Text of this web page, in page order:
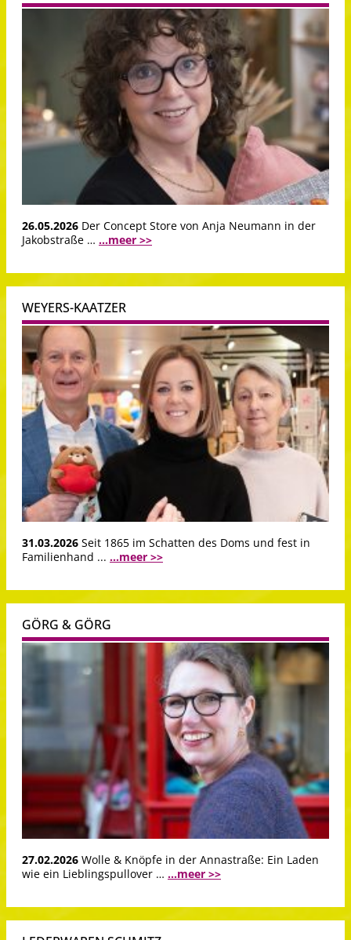
26.05.2026 Der Concept Store von Anja Neumann in der
Jakobstraße … ...meer >>
WEYERS-KAATZER
31.03.2026 Seit 1865 im Schatten des Doms und fest in
Familienhand ... ...meer >>
GÖRG & GÖRG
27.02.2026 Wolle & Knöpfe in der Annastraße: Ein Laden
wie ein Lieblingspullover … ...meer >>